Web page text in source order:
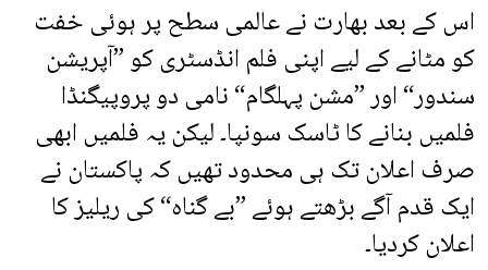
اس کے بعد بھارت نے عالمی سطح پر ہوئی خفت
کو مٹانے کے لیے اپنی فلم انڈسٹری کو ”آپریشن
سندور“ اور ”مشن پہلگام“ نامی دو پروپیگنڈا
فلمیں بنانے کا ٹاسک سونپا۔ لیکن یہ فلمیں ابھی
صرف اعلان تک ہی محدود تھیں کہ پاکستان نے
ایک قدم آگے بڑھتے ہوئے ”بے گناہ“ کی ریلیز کا
اعلان کردیا۔